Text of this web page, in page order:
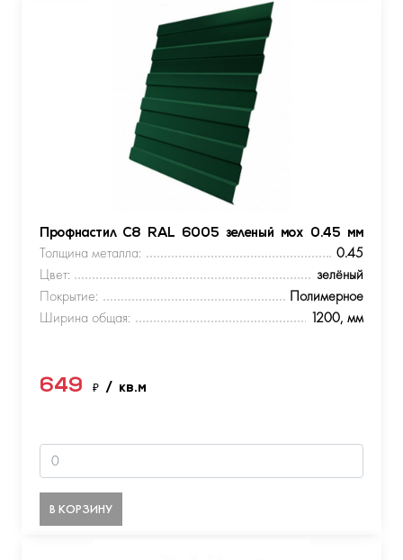
Профнастил С8 RAL 6005 зеленый мох 0.45 мм
Толщина металла:
0.45
Цвет:
зелёный
Покрытие:
Полимерное
Ширина общая:
1200, мм
649 ₽ / кв.м
В КОРЗИНУ